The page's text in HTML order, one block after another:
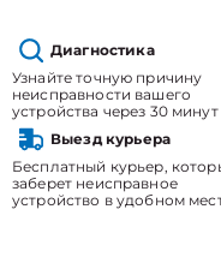
Диагностика
Узнайте точную причину
неисправности вашего
устройства через 30 минут
Выезд курьера
Бесплатный курьер,
заберет неисправное
устройство в удобном